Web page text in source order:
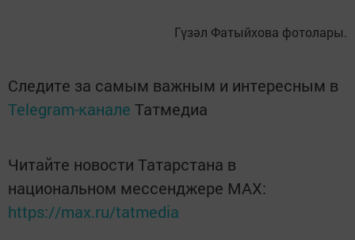
Гүзәл Фатыйхова фотолары.
Следите за самым важным и интересным в
Telegram-канале Татмедиа
Читайте новости Татарстана в
национальном мессенджере MАХ:
https://max.ru/tatmedia